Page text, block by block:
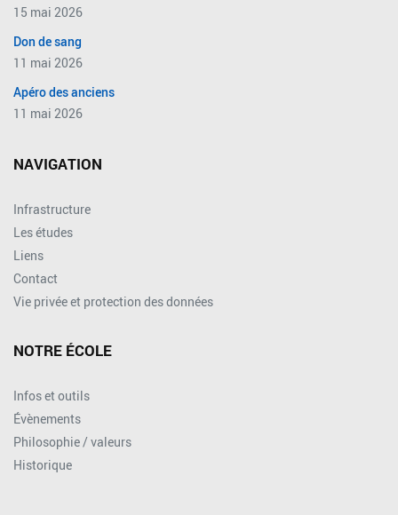
15 mai 2026
Don de sang
11 mai 2026
Apéro des anciens
11 mai 2026
NAVIGATION
Infrastructure
Les études
Liens
Contact
Vie privée et protection des données
NOTRE ÉCOLE
Infos et outils
Évènements
Philosophie / valeurs
Historique